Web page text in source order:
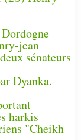
jean
sénateurs
Dyanka.
harkis
"Cheikh